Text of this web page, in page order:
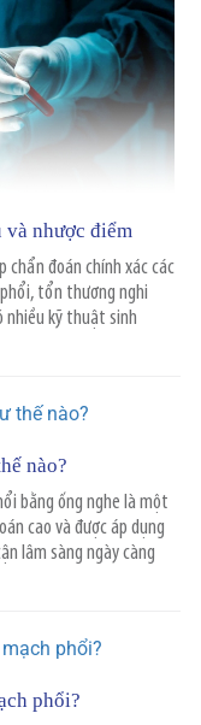
và nhược điểm
đoán chính xác các
tổn thương nghi
nhiều kỹ thuật sinh
nào?
bằng ống nghe là một
cao và được áp dụng
lâm sàng ngày càng
phổi?